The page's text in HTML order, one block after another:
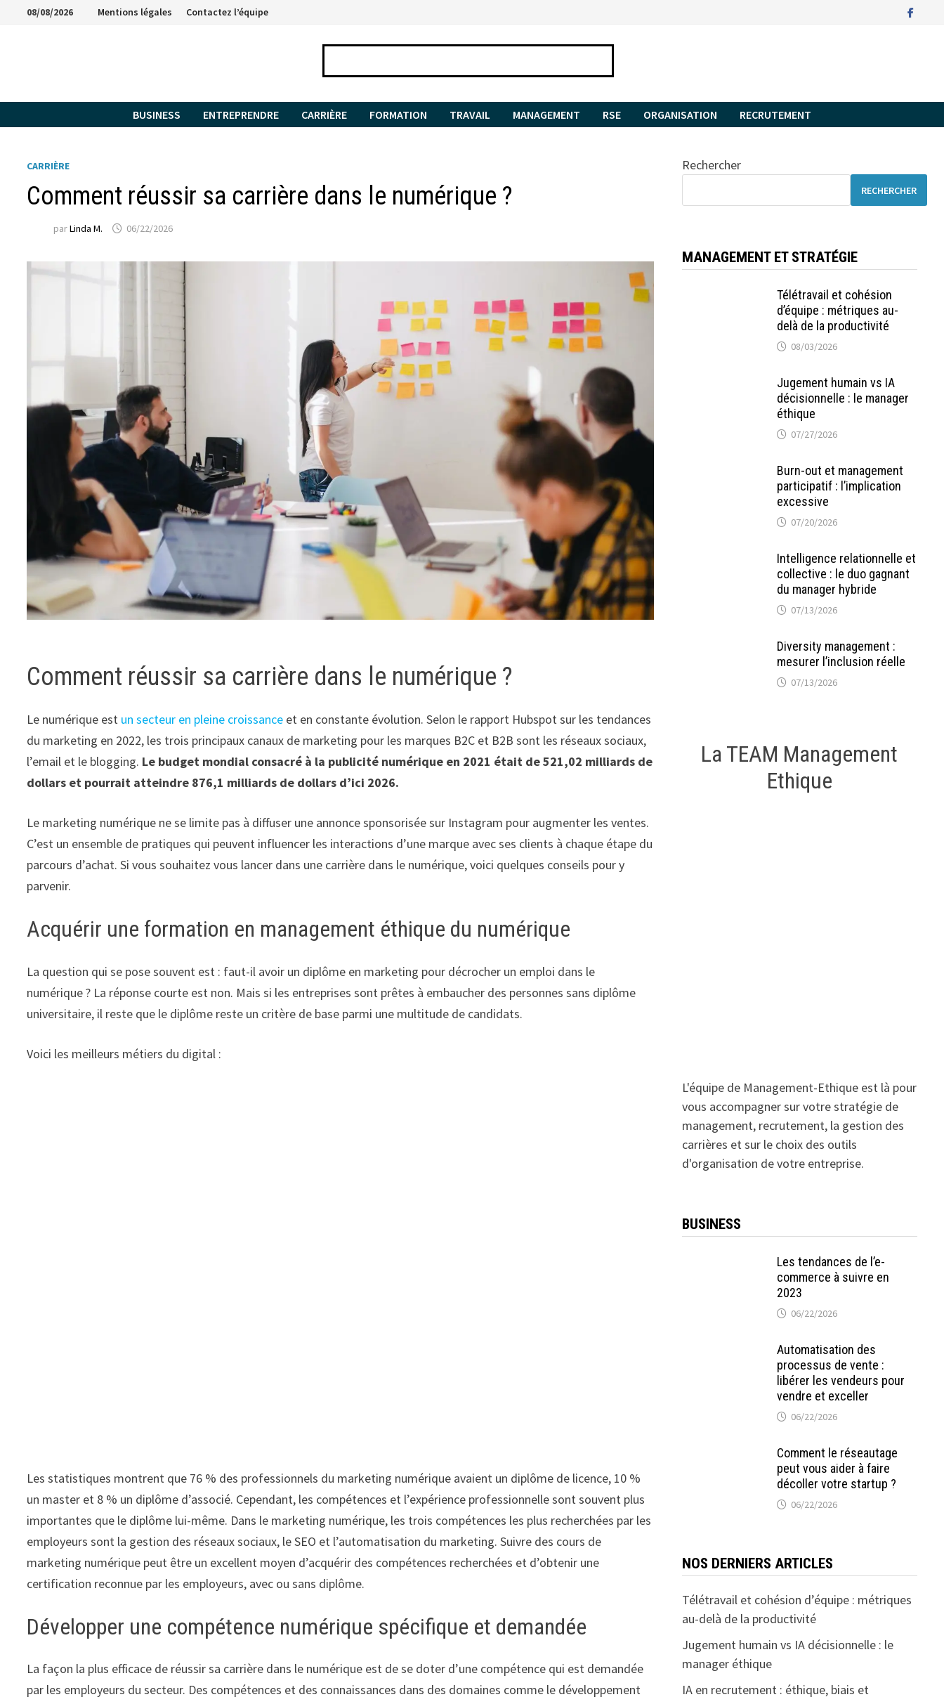
Passer08/08/2026 Mentions légales Contactez l’équipe
BUSINESS ENTREPRENDRE CARRIÈRE FORMATION TRAVAIL MANAGEMENT RSE ORGANISATION RECRUTEMENT
CARRIÈRE
Comment réussir sa carrière dans le numérique ?
parLinda M. 06/22/2026
Comment réussir sa carrière dans le numérique ?
Le numérique est un secteur en pleine croissance et en constante évolution. Selon le rapport Hubspot sur les tendances
du marketing en 2022, les trois principaux canaux de marketing pour les marques B2C et B2B sont les réseaux sociaux,
l’email et le blogging. Le budget mondial consacré à la publicité numérique en 2021 était de 521,02 milliards de
dollars et pourrait atteindre 876,1 milliards de dollars d’ici 2026.
Le marketing numérique ne se limite pas à diffuser une annonce sponsorisée sur Instagram pour augmenter les ventes.
C’est un ensemble de pratiques qui peuvent influencer les interactions d’une marque avec ses clients à chaque étape du
parcours d’achat. Si vous souhaitez vous lancer dans une carrière dans le numérique, voici quelques conseils pour y
parvenir.
Acquérir une formation en management éthique du numérique
La question qui se pose souvent est : faut-il avoir un diplôme en marketing pour décrocher un emploi dans le
numérique ? La réponse courte est non. Mais si les entreprises sont prêtes à embaucher des personnes sans diplôme
universitaire, il reste que le diplôme reste un critère de base parmi une multitude de candidats.
Voici les meilleurs métiers du digital :
Les statistiques montrent que 76 % des professionnels du marketing numérique avaient un diplôme de licence, 10 %
un master et 8 % un diplôme d’associé. Cependant, les compétences et l’expérience professionnelle sont souvent plus
importantes que le diplôme lui-même. Dans le marketing numérique, les trois compétences les plus recherchées par les
employeurs sont la gestion des réseaux sociaux, le SEO et l’automatisation du marketing. Suivre des cours de
marketing numérique peut être un excellent moyen d’acquérir des compétences recherchées et d’obtenir une
certification reconnue par les employeurs, avec ou sans diplôme.
Développer une compétence numérique spécifique et demandée
La façon la plus efficace de réussir sa carrière dans le numérique est de se doter d’une compétence qui est demandée
par les employeurs du secteur. Des compétences et des connaissances dans des domaines comme le développement
Rechercher
RECHERCHER
MANAGEMENT ET STRATÉGIE
Télétravail et cohésion
d’équipe : métriques au-
delà de la productivité
08/03/2026
Jugement humain vs IA
décisionnelle : le manager
éthique
07/27/2026
Burn-out et management
participatif : l’implication
excessive
07/20/2026
Intelligence relationnelle et
collective : le duo gagnant
du manager hybride
07/13/2026
Diversity management :
mesurer l’inclusion réelle
07/13/2026
La TEAM Management
Ethique
L'équipe de Management-Ethique est là pour
vous accompagner sur votre stratégie de
management, recrutement, la gestion des
carrières et sur le choix des outils
d'organisation de votre entreprise.
BUSINESS
Les tendances de l’e-
commerce à suivre en
2023
06/22/2026
Automatisation des
processus de vente :
libérer les vendeurs pour
vendre et exceller
06/22/2026
Comment le réseautage
peut vous aider à faire
décoller votre startup ?
06/22/2026
NOS DERNIERS ARTICLES
Télétravail et cohésion d’équipe : métriques
au-delà de la productivité
Jugement humain vs IA décisionnelle : le
manager éthique
IA en recrutement : éthique, biais et